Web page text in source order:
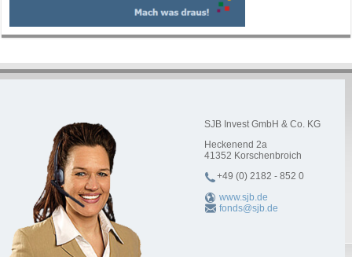
SJB Invest GmbH & Co. KG
Heckenend 2a
41352 Korschenbroich
+49 (0) 2182 - 852 0
www.sjb.de
fonds@sjb.de